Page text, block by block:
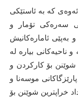
كە بە ئاستێكی
سەرەكی تۆمار و
و بەپێی ئامارەكانیش
ناحیەكانی بیارە لە
شوێنن بۆ كاركردن و
موسەنا و
خراپترین شوێنن بۆ